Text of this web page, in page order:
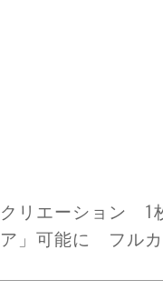
リエーション 1
」可能に フル